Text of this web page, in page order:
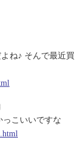
ね♪ そんで最近買
こいいですな